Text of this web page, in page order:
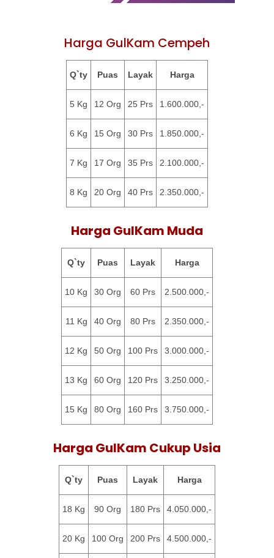
Harga GulKam Cempeh
Q`ty Puas Layak Harga
5 Kg 12 Org 25 Prs 1.600.000,-
6 Kg 15 Org 30 Prs 1.850.000,-
7 Kg 17 Org 35 Prs 2.100.000,-
8 Kg 20 Org 40 Prs 2.350.000,-
Harga GulKam Muda
Q`ty Puas Layak Harga
10 Kg 30 Org 60 Prs 2.500.000,-
11 Kg 40 Org 80 Prs 2.350.000,-
12 Kg 50 Org 100 Prs 3.000.000,-
13 Kg 60 Org 120 Prs 3.250.000,-
15 Kg 80 Org 160 Prs 3.750.000,-
Harga GulKam Cukup Usia
Q`ty Puas Layak Harga
18 Kg 90 Org 180 Prs 4.050.000,-
20 Kg 100 Org 200 Prs 4.500.000,-